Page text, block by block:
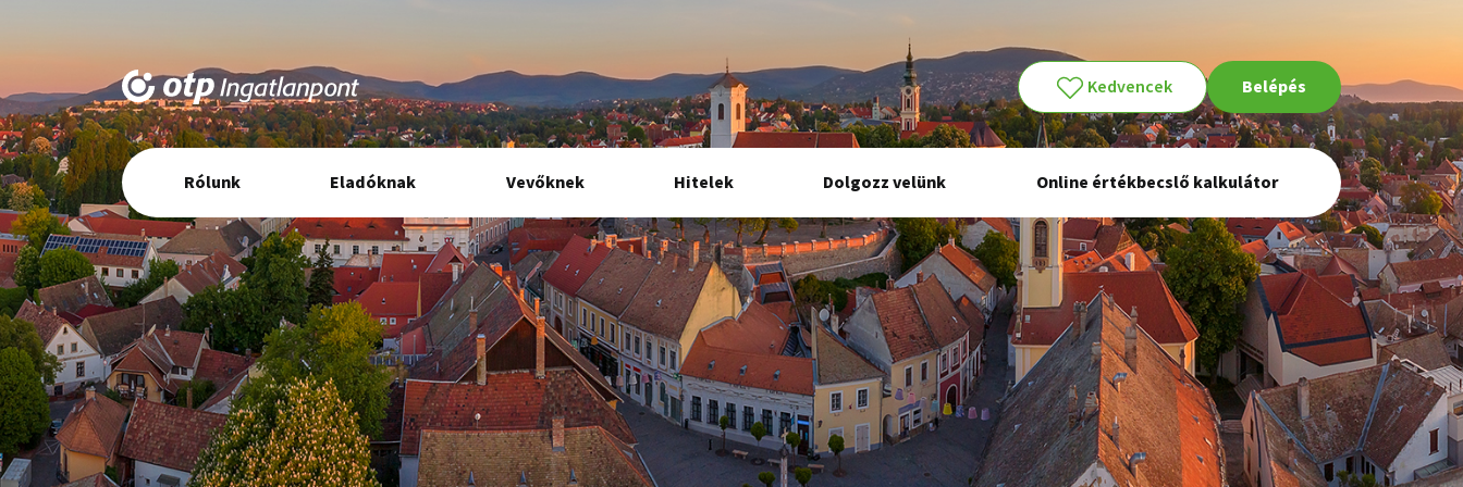
Kedvencek Belépés
Elsődleges
navigáció
Rólunk Eladóknak Vevőknek Hitelek Dolgozz velünk Online értékbecslő kalkulátor